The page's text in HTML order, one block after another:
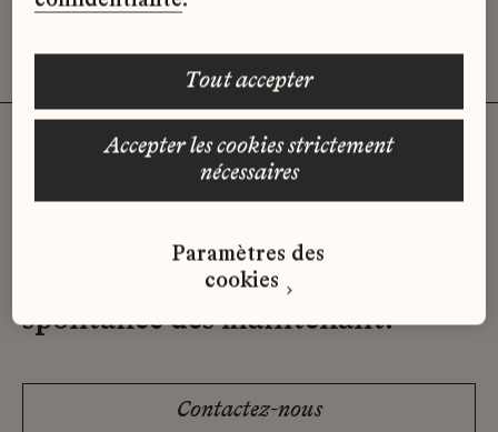
Vous n'avez pas trouvé d'offre
qui correspond à votre profil ?
Envoyez-nous votre candidature
spontanée dès maintenant.
Contactez-nous
accepter les cookies strictement
nécessaires
tout accepter
Paramètres des
cookies